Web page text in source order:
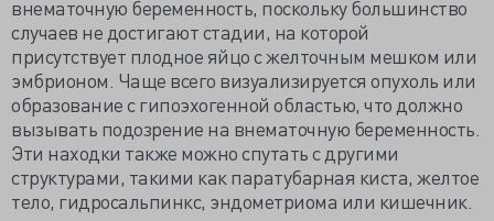
внематочную беременность, поскольку большинство
случаев не достигают стадии, на которой
присутствует плодное яйцо с желточным мешком или
эмбрионом. Чаще всего визуализируется опухоль или
образование с гипоэхогенной областью, что должно
вызывать подозрение на внематочную беременность.
Эти находки также можно спутать с другими
структурами, такими как паратубарная киста, желтое
тело, гидросальпинкс, эндометриома или кишечник.